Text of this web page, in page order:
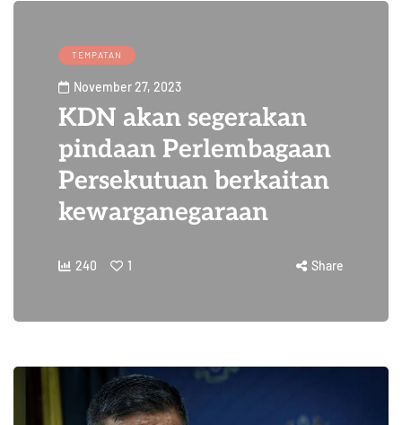
TEMPATAN
November 27, 2023
KDN akan segerakan
pindaan Perlembagaan
Persekutuan berkaitan
kewarganegaraan
240 1 Share